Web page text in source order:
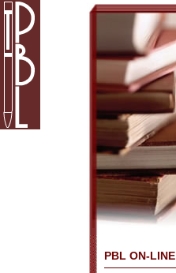
PBL ON-LINE